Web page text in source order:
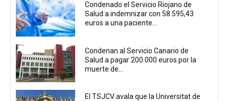
Condenado el Servicio Riojano de
Salud a indemnizar con 58.595,43
euros a una paciente...
Condenan al Servicio Canario de
Salud a pagar 200.000 euros por la
muerte de...
El TSJCV avala que la Universitat de